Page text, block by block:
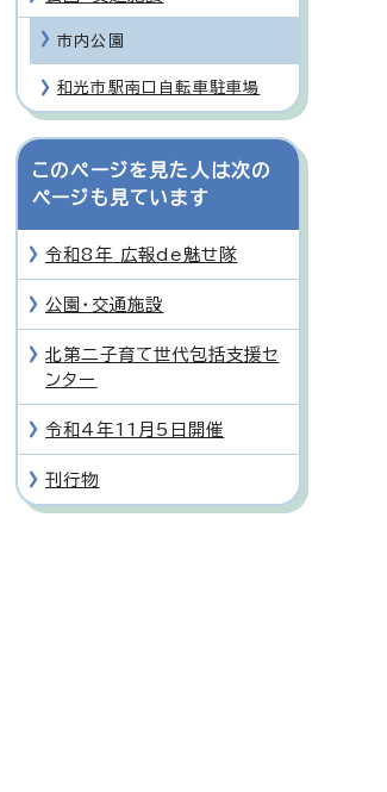
市内公園
和光市駅南口自転車駐車場
このページを見た人は次の
ページも見ています
令和8年 広報de魅せ隊
公園・交通施設
北第二子育て世代包括支援セ
ンター
令和4年11月5日開催
刊行物